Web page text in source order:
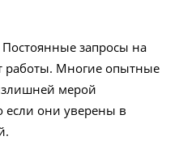
запросы на
работы. Многие опытные
мерой
если они уверены в